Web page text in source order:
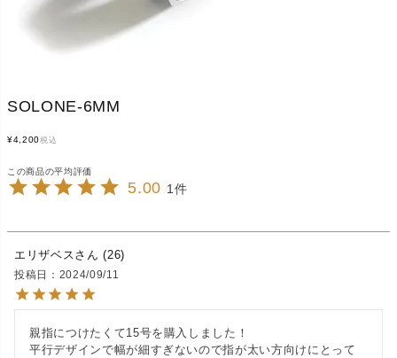
SOLONE-6MM
¥4,200税込
5.00 1
エリザベス 26
投稿日 2024/09/11
親指につけたくて15号を購入しました！
平行デザインで幅が細すぎないので指が太い方向けにとって